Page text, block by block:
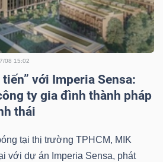
08 15:02
tiến” với Imperia Sensa:
ty gia đình thành pháp
thái
tại thị trường TPHCM, MIK
với dự án Imperia Sensa, phát